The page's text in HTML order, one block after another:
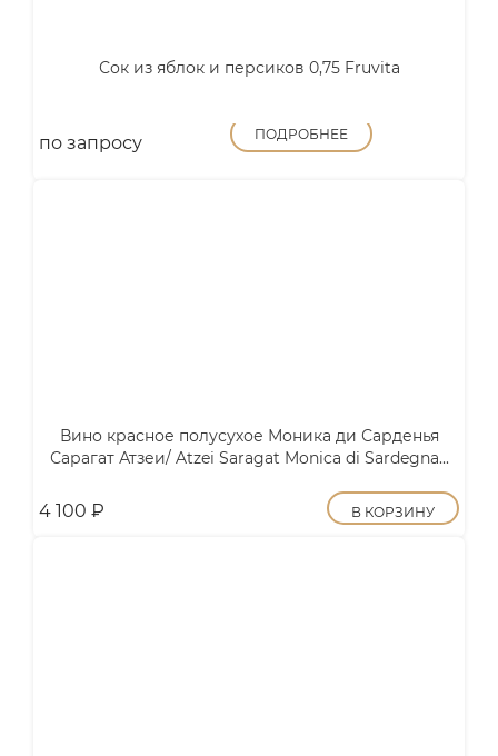
Сок из яблок и персиков 0,75 Fruvita
по запросу ПОДРОБНЕЕ
Вино красное полусухое Моника ди Сарденья
Сарагат Атзеи/ Atzei Saragat Monica di Sardegna...
4 100 ₽ В КОРЗИНУ